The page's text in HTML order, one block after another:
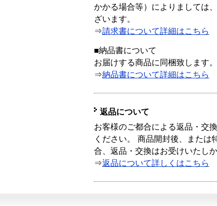
かかる場合等）によりましては
ざいます。
⇒請求書について詳細はこちら
■納品書について
お届けする商品に同梱致します。
⇒納品書について詳細はこちら
返品について
お客様のご都合による返品・交
ください。 商品開封後、または
合、返品・交換はお受けいたし
⇒返品について詳しくはこちら